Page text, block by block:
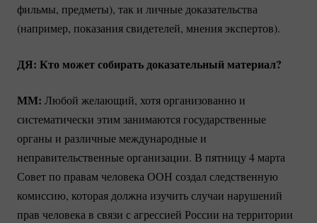
фильмы, предметы), так и личные доказательства
(например, показания свидетелей, мнения экспертов).
ДЯ: Кто может собирать доказательный материал?
ММ: Любой желающий, хотя организованно и
систематически этим занимаются государственные
органы и различные международные и
неправительственные организации. В пятницу 4 марта
Совет по правам человека ООН создал следственную
комиссию, которая должна изучить случаи нарушений
прав человека в связи с агрессией России на территории